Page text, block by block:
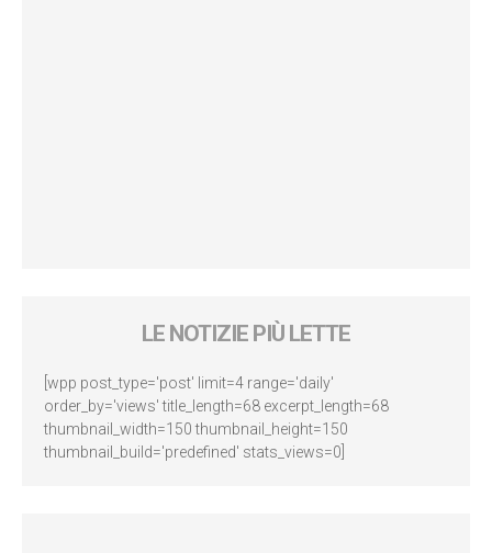
LE NOTIZIE PIÙ LETTE
[wpp post_type='post' limit=4 range='daily'
order_by='views' title_length=68 excerpt_length=68
thumbnail_width=150 thumbnail_height=150
thumbnail_build='predefined' stats_views=0]